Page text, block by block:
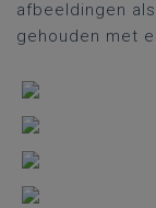
afbeeldingen
gehouden met